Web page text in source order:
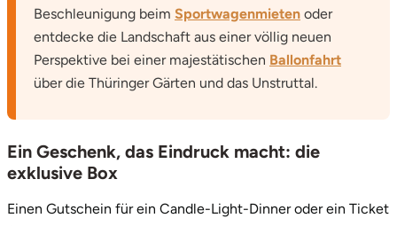
Beschleunigung beim Sportwagenmieten oder
entdecke die Landschaft aus einer völlig neuen
Perspektive bei einer majestätischen Ballonfahrt
über die Thüringer Gärten und das Unstruttal.
Ein Geschenk, das Eindruck macht: die
exklusive Box
Einen Gutschein für ein Candle-Light-Dinner oder ein Ticket